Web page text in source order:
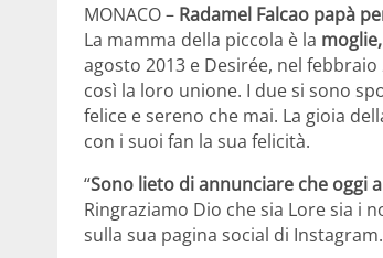
MONACO – Radamel Falcao papà
La mamma della piccola è la
agosto 2013 e Desirée, nel
così la loro unione. I due si sono
felice e sereno che mai. La gioia
con i suoi fan la sua felicità.
“Sono lieto di annunciare che oggi
Ringraziamo Dio che sia Lore sia i
sulla sua pagina social di Instagram.